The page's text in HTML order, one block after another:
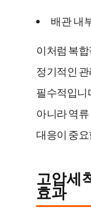
배관 내
이처럼 복
정기적인
필수적입니
아니라 역
대응이 중
고압세
효과